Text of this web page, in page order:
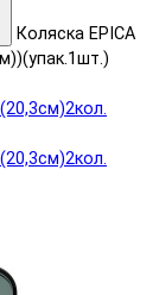
Коляска EPICA